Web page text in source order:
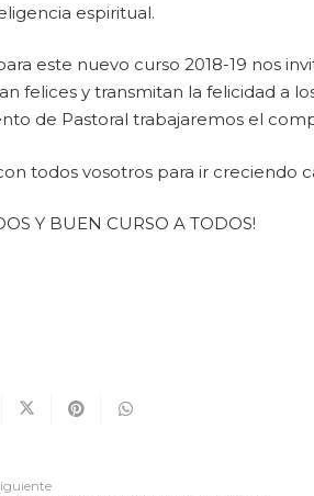
espiritual.
este nuevo curso 2018-19 nos
felices y transmitan la felicidad a
de Pastoral trabajaremos el
todos vosotros para ir creciendo
Y BUEN CURSO A TODOS!